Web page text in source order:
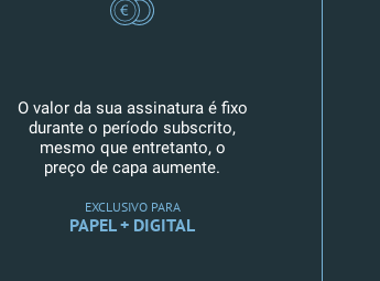
O valor da sua assinatura é fixo
durante o período subscrito,
mesmo que entretanto, o
preço de capa aumente.
EXCLUSIVO PARA
PAPEL + DIGITAL